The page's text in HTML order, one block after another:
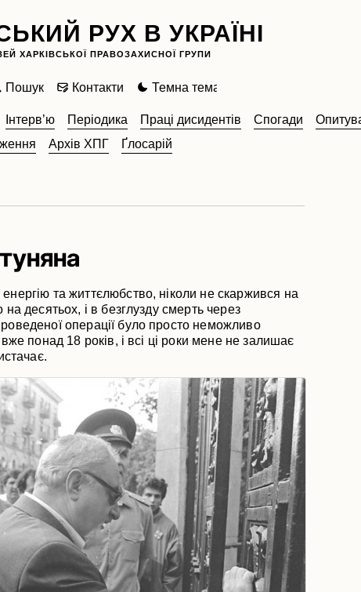
РУХ В УКРАЇНІ
ХАРКІВСЬКОЇ ПРАВОЗАХИСНОЇ ГРУПИ
Пошук Контакти Темна тема
Інтерв’ю Періодика Праці дисидентів Спогади
Архів ХПГ Ґлосарій
та життєлюбство, ніколи не скаржився на
десятьох, і в безглузду смерть через
операції було просто неможливо
понад 18 років, і всі ці роки мене не залишає